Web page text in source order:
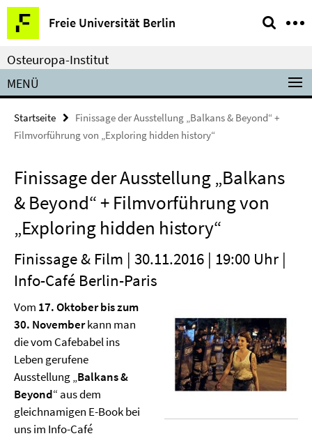
Springe
direkt
zu
Inhalt
Freie Universität Berlin
Service-
Navigation
Osteuropa-Institut
MENÜ
Startseite
Finissage der Ausstellung „Balkans & Beyond“ +
Filmvorführung von „Exploring hidden history“
Finissage der Ausstellung „Balkans
& Beyond“ + Filmvorführung von
„Exploring hidden history“
Finissage & Film | 30.11.2016 | 19:00 Uhr |
Info-Café Berlin-Paris
Vom 17. Oktober bis zum
30. Novemberkann man
die vom Cafebabel ins
Leben gerufene
Ausstellung „Balkans &
Beyond“ aus dem
gleichnamigen E-Book bei
uns im Info-Café